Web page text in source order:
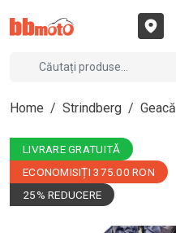
Home / Strindberg / Geacă
LIVRARE GRATUITĂ
ECONOMISIȚI 375.00 RON
25% REDUCERE